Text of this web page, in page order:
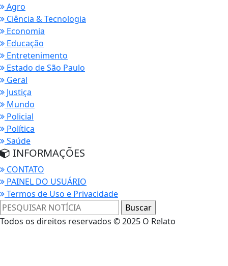
Agro
Ciência & Tecnologia
Economia
Educação
Entretenimento
Estado de São Paulo
Geral
Justiça
Mundo
Policial
Política
Saúde
INFORMAÇÕES
CONTATO
PAINEL DO USUÁRIO
Termos de Uso e Privacidade
Todos os direitos reservados © 2025 O Relato